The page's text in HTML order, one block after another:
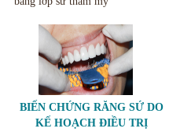
BIẾN CHỨNG RĂNG SỨ DO
KẾ HOẠCH ĐIỀU TRỊ